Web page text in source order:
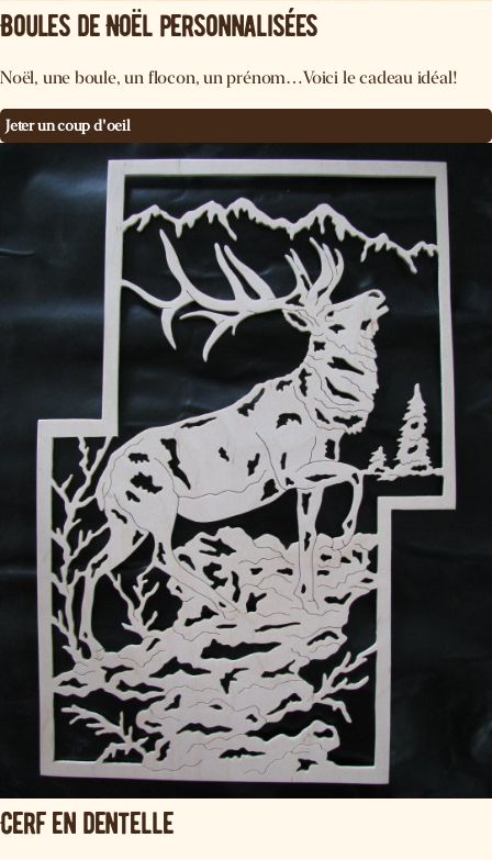
Boules de Noël personnalisées
Noël, une boule, un flocon, un prénom…Voici le cadeau idéal!
Jeter un coup d'oeil
Cerf en dentelle